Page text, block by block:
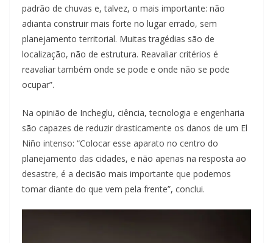
padrão de chuvas e, talvez, o mais importante: não
adianta construir mais forte no lugar errado, sem
planejamento territorial. Muitas tragédias são de
localização, não de estrutura. Reavaliar critérios é
reavaliar também onde se pode e onde não se pode
ocupar”.
Na opinião de Incheglu, ciência, tecnologia e engenharia
são capazes de reduzir drasticamente os danos de um El
Niño intenso: “Colocar esse aparato no centro do
planejamento das cidades, e não apenas na resposta ao
desastre, é a decisão mais importante que podemos
tomar diante do que vem pela frente”, conclui.